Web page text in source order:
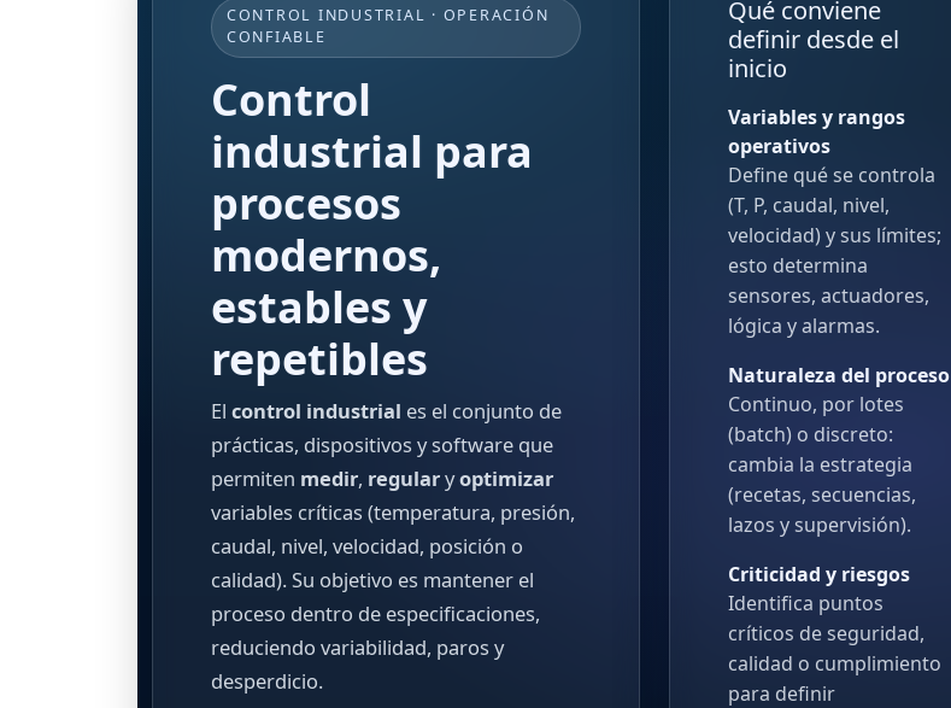
CONTROL INDUSTRIAL · OPERACIÓN
CONFIABLE
Control
industrial para
procesos
modernos,
estables y
repetibles
El control industrial es el conjunto de
prácticas, dispositivos y software que
permiten medir, regularyoptimizar
variables críticas (temperatura, presión,
caudal, nivel, velocidad, posición o
calidad). Su objetivo es mantener el
proceso dentro de especificaciones,
reduciendo variabilidad, paros y
desperdicio.
Qué conviene
definir desde el
inicio
Variables y rangos
operativos
Define qué se controla
(T, P, caudal, nivel,
velocidad) y sus límites;
esto determina
sensores, actuadores,
lógica y alarmas.
Naturaleza del proceso
Continuo, por lotes
(batch) o discreto:
cambia la estrategia
(recetas, secuencias,
lazos y supervisión).
Criticidad y riesgos
Identifica puntos
críticos de seguridad,
calidad o cumplimiento
para definir